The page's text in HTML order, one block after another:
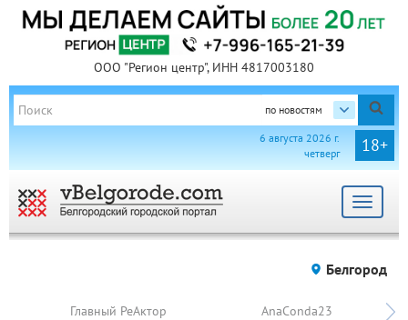
ООО "Регион центр", ИНН 4817003180
по новостям
18+
6 августа 2026 г.
четверг
Toggle
Белгород
Главный РеАктор AnaConda23